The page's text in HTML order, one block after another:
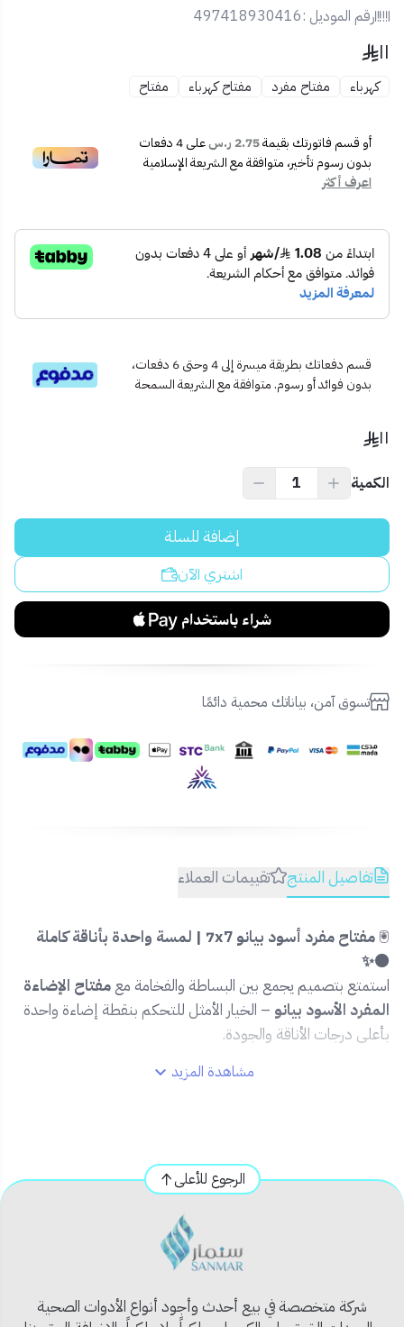
🌟المميزات:
🔘
الداخلي.
السعودية.
💡إضاءة خلفية خفيفةتساعد على تحديد مكان المفتاح في
الظلام.
📦محتويات المنتج:
مفتاح مفرد بلون أسود بيانو
مسامير التثبيت
دليل استخدام بسيط
📍الاستخدام المثالي:
تحكم بنقطة إضاءة واحدة.
نصيحة احترافية:
الحاجة إلى مفاتيح متعددة.
رقم الموديل :497418930416
١١
كهرباء مفتاح مفرد مفتاح كهرباء مفتاح
أو قسم فاتورتك بقيمة2.75 ر.س على4دفعات
بدون رسوم تأخير، متوافقة مع الشريعة الإسلامية
اعرف أكثر
قسم دفعاتك بطريقة ميسرة إلى 4 وحتى 6 دفعات،
بدون فوائد أو رسوم. متوافقة مع الشريعة السمحة
١١
الكمية
إضافة للسلة
اشتري الآن
تسوق آمن، بياناتك محمية دائمًا
تفاصيل المنتج تقييمات العملاء
🖲️
مفتاح مفرد أسود بيانو 7x7 | لمسة واحدة بأناقة كاملة
⚫️✨
استمتع بتصميم يجمع بين البساطة والفخامة معمفتاح الإضاءة
المفرد الأسود بيانو – الخيار الأمثل للتحكم بنقطة إضاءة واحدة
بأعلى درجات الأناقة والجودة.
📐مقاس 7x7
متوافق مع مقاسات الأفياش القياسية في
تساعد على تحديد مكان المفتاح
محتويات المنتج:
مشاهدة المزيد
الرجوع للأعلى
شركة متخصصة في بيع أحدث وأجود أنواع الأدوات الصحية